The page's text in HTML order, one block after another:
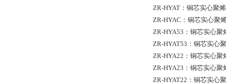
ZR-HYAT：铜芯实心聚
ZR-HYAC：铜芯实心聚
ZR-HYA53：铜芯实心
ZR-HYAT53：铜芯实心
ZR-HYA22：铜芯实心
ZR-HYA23：铜芯实心
ZR-HYAT22：铜芯实心